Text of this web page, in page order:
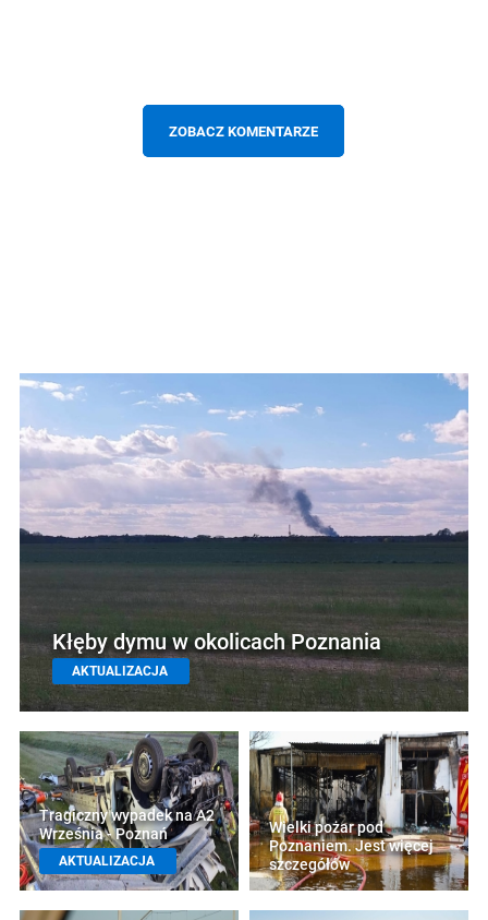
ZOBACZ KOMENTARZE
Kłęby dymu w okolicach Poznania
AKTUALIZACJA
Tragiczny wypadek na A2
Września - Poznań
AKTUALIZACJA
Wielki pożar pod
Poznaniem. Jest więcej
szczegółów